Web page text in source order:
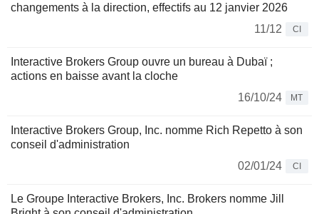
changements à la direction, effectifs au 12 janvier 2026
11/12
CI
Interactive Brokers Group ouvre un bureau à Dubaï ;
actions en baisse avant la cloche
16/10/24
MT
Interactive Brokers Group, Inc. nomme Rich Repetto à son
conseil d'administration
02/01/24
CI
Le Groupe Interactive Brokers, Inc. Brokers nomme Jill